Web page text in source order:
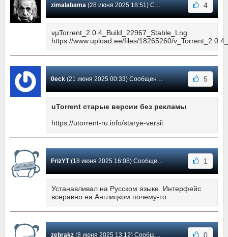
zimalabama(28 июня 2025 18:51) Сообщение #6195 4
vµTorrent_2.0.4_Build_22967_Stable_Lng.
https://www.upload.ee/files/18265260/
0eck(21 июня 2025 00:33) Сообщение #6194 5
uTorrent старые версии без рекламы
https://utorrent-ru.info/starye-versii
FrizYT(18 июня 2025 16:08) Сообщение #6193 1
Устанавливал на Русском языке. Интерфейс
всеравно на Англицком почему-то
zebrakz(8 июня 2025 13:12) Сообщение #6192 0